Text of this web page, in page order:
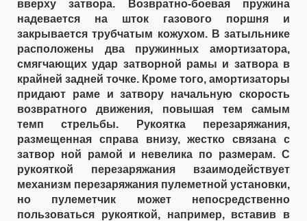
вверху затвора. Возвратно-боевая пружина
надевается на шток газового поршня и
закрывается трубчатым кожухом. В затыльнике
расположены два пружинных амортизатора,
смягчающих удар затворной рамы и затвора в
крайней задней точке. Кроме того, амортизаторы
придают раме и затвору начальную скорость
возвратного движения, повышая тем самым
темп стрельбы. Рукоятка перезаряжания,
размещенная справа внизу, жестко связана с
затвор ной рамой и невелика по размерам. С
рукояткой перезаряжания взаимодействует
механизм перезаряжания пулеметной установки,
но пулеметчик может непосредственно
пользоваться рукояткой, например, вставив в